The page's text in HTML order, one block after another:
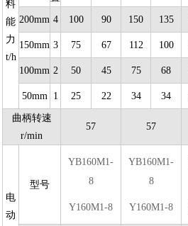
料
能
力
t/h
200mm 4 100 90 150 135
150mm 3 75 67 112 100
100mm 2 50 45 75 68
50mm 1 25 22 34 34
曲柄转速
r/min
57 57
电
动
型号
YB160M1-
8
Y160M1-8
YB160M1-
8
Y160M1-8